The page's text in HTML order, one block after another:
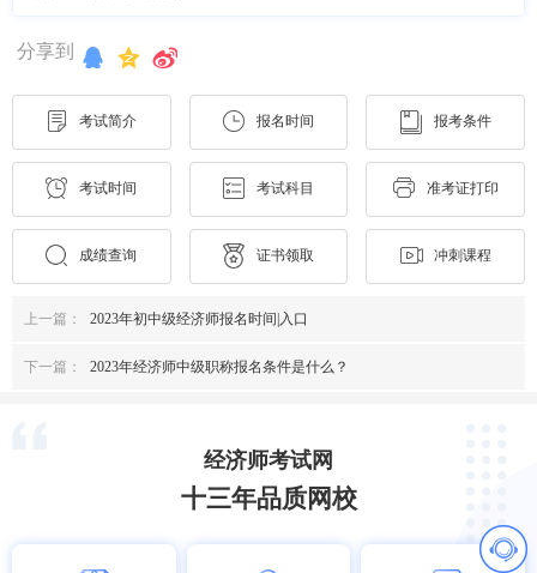
分享到
考试简介 报名时间 报考条件
考试时间 考试科目 准考证打印
成绩查询 证书领取 冲刺课程
上一篇： 2023年初中级经济师报名时间|入口
下一篇： 2023年经济师中级职称报名条件是什么？
经济师考试网
十三年品质网校